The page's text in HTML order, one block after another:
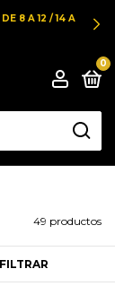
8 A 12 / 14 A
0
49 productos
FILTRAR